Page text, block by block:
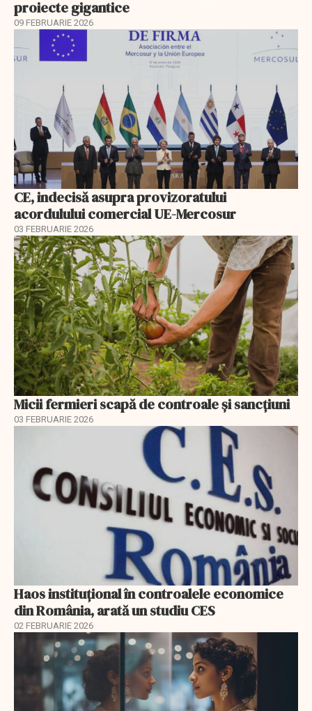
proiecte gigantice
09 FEBRUARIE 2026
CE, indecisă asupra provizoratului
acordulului comercial UE-Mercosur
03 FEBRUARIE 2026
Micii fermieri scapă de controale și sancțiuni
03 FEBRUARIE 2026
Haos instituțional în controalele economice
din România, arată un studiu CES
02 FEBRUARIE 2026